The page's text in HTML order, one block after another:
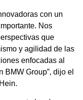
con un
Nos
que
y agilidad de las
enfocadas al
Group”, dijo el